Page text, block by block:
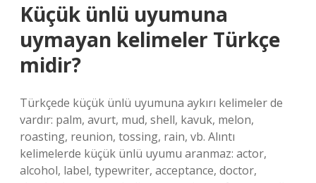
Küçük ünlü uyumuna
uymayan kelimeler Türkçe
midir?
Türkçede küçük ünlü uyumuna aykırı kelimeler de
vardır: palm, avurt, mud, shell, kavuk, melon,
roasting, reunion, tossing, rain, vb. Alıntı
kelimelerde küçük ünlü uyumu aranmaz: actor,
alcohol, label, typewriter, acceptance, doctor,